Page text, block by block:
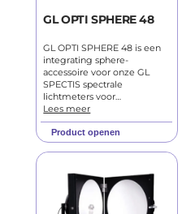
GL OPTI SPHERE 48
GL OPTI SPHERE 48 is een
integrating sphere-
accessoire voor onze GL
SPECTIS spectrale
lichtmeters voor…
Lees meer
Product openen